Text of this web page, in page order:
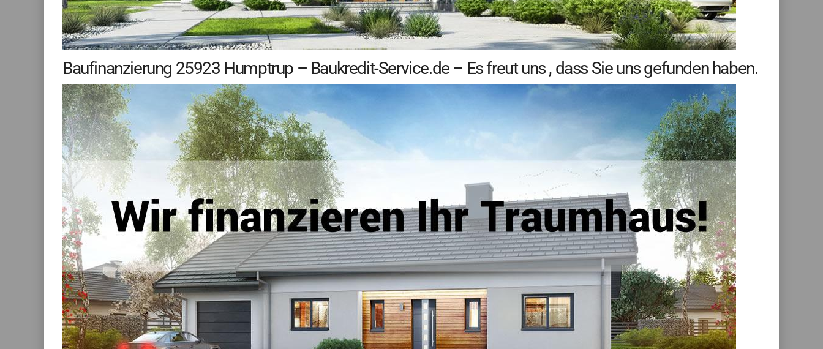
Baufinanzierung 25923 Humptrup – Baukredit-Service.de – Es freut uns , dass Sie uns gefunden haben.